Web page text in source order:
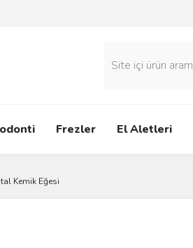
Frezler El Aletleri
Kemik Eğesi